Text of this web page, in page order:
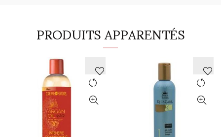
PRODUITS APPARENTÉS